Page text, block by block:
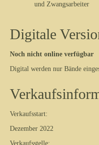
und Zwangsarbeiter
Digitale
Noch nicht online verfügbar
Digital werden nur Bände
Verkaufsstart:
Dezember 2022
Verkaufsstelle: